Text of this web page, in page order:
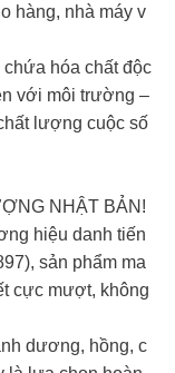
hàng, nhà máy v
hóa chất độc
với môi trường –
lượng cuộc số
NHẬT BẢN!
hiệu danh tiến
sản phẩm ma
cực mượt, không
dương, hồng, c